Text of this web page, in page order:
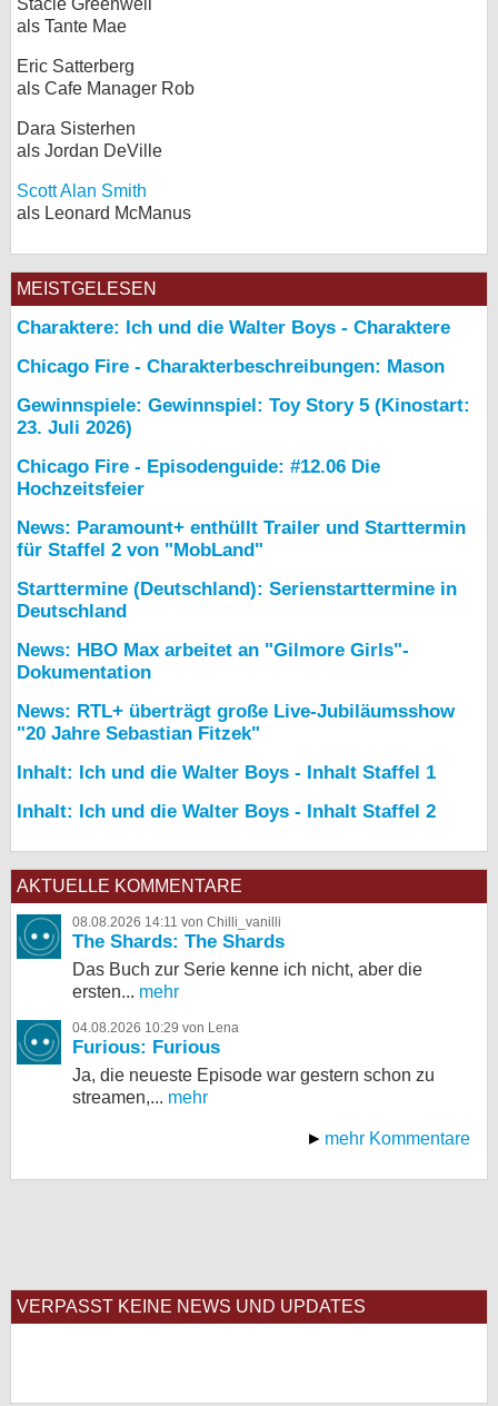
Stacie Greenwell
als Tante Mae
Eric Satterberg
als Cafe Manager Rob
Dara Sisterhen
als Jordan DeVille
Scott Alan Smith
als Leonard McManus
MEISTGELESEN
Charaktere: Ich und die Walter Boys - Charaktere
Chicago Fire - Charakterbeschreibungen: Mason
Gewinnspiele: Gewinnspiel: Toy Story 5 (Kinostart:
23. Juli 2026)
Chicago Fire - Episodenguide: #12.06 Die
Hochzeitsfeier
News: Paramount+ enthüllt Trailer und Starttermin
für Staffel 2 von "MobLand"
Starttermine (Deutschland): Serienstarttermine in
Deutschland
News: HBO Max arbeitet an "Gilmore Girls"-
Dokumentation
News: RTL+ überträgt große Live-Jubiläumsshow
"20 Jahre Sebastian Fitzek"
Inhalt: Ich und die Walter Boys - Inhalt Staffel 1
Inhalt: Ich und die Walter Boys - Inhalt Staffel 2
AKTUELLE KOMMENTARE
08.08.2026 14:11 von Chilli_vanilli
The Shards: The Shards
Das Buch zur Serie kenne ich nicht, aber die
ersten... mehr
04.08.2026 10:29 von Lena
Furious: Furious
Ja, die neueste Episode war gestern schon zu
streamen,... mehr
mehr Kommentare
VERPASST KEINE NEWS UND UPDATES